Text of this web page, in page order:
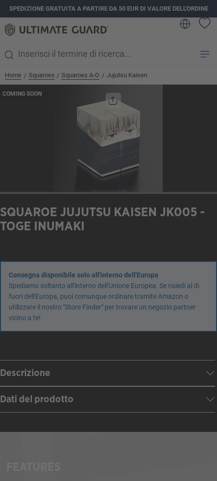
principale
SPEDIZIONE GRATUITA A PARTIRE DA 50 EUR DI VALORE DELL'ORDINE
Home / Squaroes / Squaroes A-O / Jujutsu Kaisen
COMING SOON
SQUAROE JUJUTSU KAISEN JK005 -
TOGE INUMAKI
Consegna disponibile solo all'interno dell'Europa
Spediamo soltanto all'interno dell'Unione Europea. Se risiedi al di
fuori dell'Europa, puoi comunque ordinare tramite Amazon o
utilizzare il nostro "Store Finder" per trovare un negozio partner
vicino a te!
Descrizione
Dati del prodotto